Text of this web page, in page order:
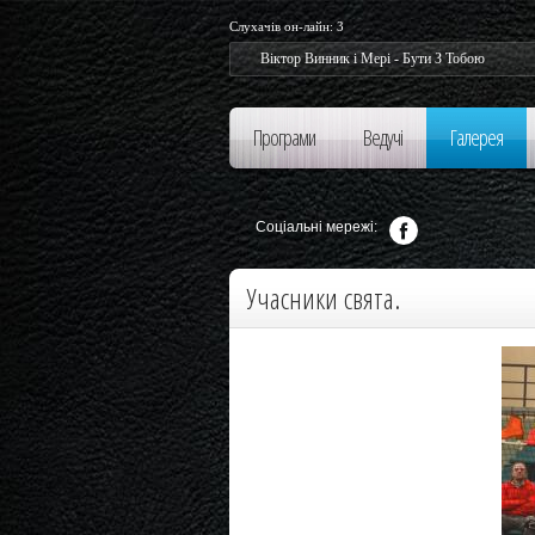
Слухачів он-лайн:3
Віктор Винник і Мері - Бути З Тобою
Програми Ведучі Галерея
Соціальні мережі:
Учасники свята.